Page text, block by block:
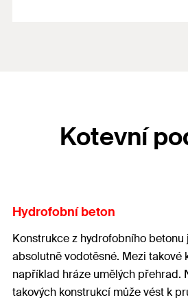
Kotevní
Hydrofobní beton
Konstrukce z hydrofobního
absolutně vodotěsné. Mezi takové
například hráze umělých přehrad.
takových konstrukcí může vést k